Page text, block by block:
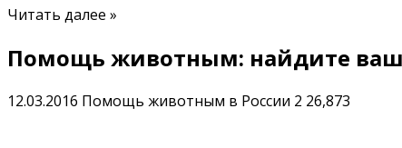
Читать далее »
Помощь животным: найдите ваш
12.03.2016 Помощь животным в России 2 26,873